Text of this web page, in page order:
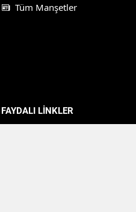
Tüm Manşetler
FAYDALI LİNKLER